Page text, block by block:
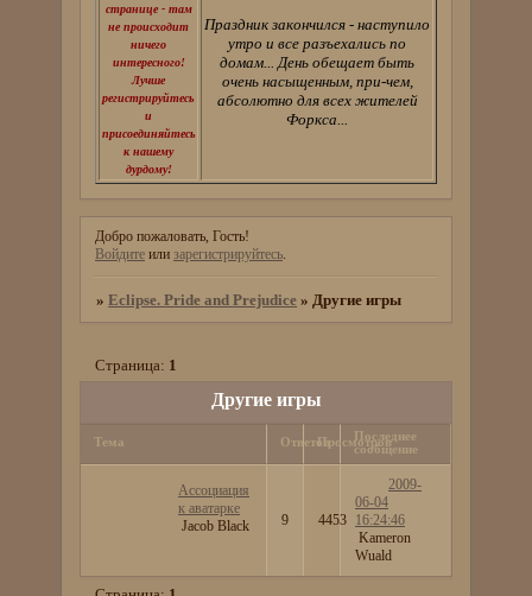
странице - там
не происходит
ничего
интересного!
Лучше
регистрируйтесь
и
присоединяйтесь
к нашему
дурдому!
Праздник закончился - наступило
утро и все разъехались по
домам... День обещает быть
очень насыщенным, при-чем,
абсолютно для всех жителей
Форкса...
Добро пожаловать, Гость!
Войдите или зарегистрируйтесь.
»Eclipse. Pride and Prejudice » Другие игры
Другие игры
Страница: 1
Тема ОтветовПросмотров
Последнее
сообщение
Ассоциация
к аватарке
Jacob Black
9 4453
2009-
06-04
16:24:46
Kameron
Wuald